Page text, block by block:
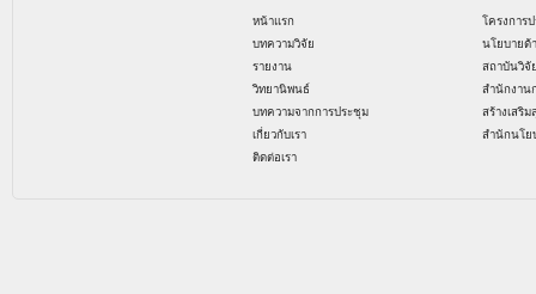
หน้าแรก
บทความวิจัย
รายงาน
วิทยานิพนธ์
บทความจากการประชุม
เกี่ยวกับเรา
ติดต่อเรา
โครงการ
นโยบายด้
สถาบันวิจั
สำนักงาน
สร้างเสริ
สำนักนโย